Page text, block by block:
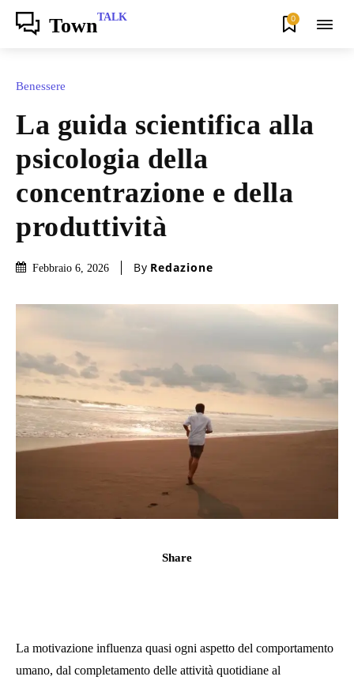
TownTALK 0
Benessere
La guida scientifica alla
psicologia della
concentrazione e della
produttività
Febbraio 6, 2026 By Redazione
Share
La motivazione influenza quasi ogni aspetto del comportamento
umano, dal completamento delle attività quotidiane al